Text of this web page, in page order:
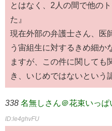
とはなく、2人の間で他の
た』
現在外部の弁護士さん、医
う宙組生に対するきめ細か
ますが、この件に関しても
き、いじめではないという
338 名無しさん＠花束いっぱ
ID:le4ghvFU